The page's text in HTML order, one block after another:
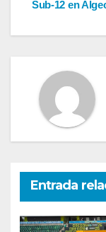
Sub-12 en
Entrada